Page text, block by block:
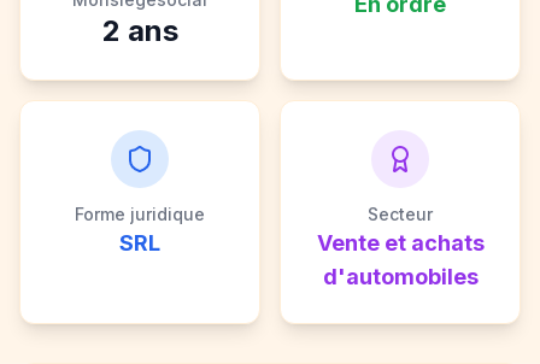
2 ans
Forme juridique
SRL
Secteur
Vente et achats
d'automobiles